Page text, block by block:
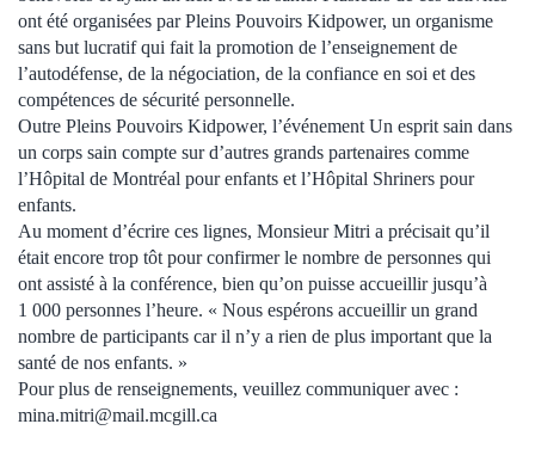
ont été organisées par Pleins Pouvoirs Kidpower, un organisme
sans but lucratif qui fait la promotion de l’enseignement de
l’autodéfense, de la négociation, de la confiance en soi et des
compétences de sécurité personnelle.
Outre Pleins Pouvoirs Kidpower, l’événement Un esprit sain dans
un corps sain compte sur d’autres grands partenaires comme
l’Hôpital de Montréal pour enfants et l’Hôpital Shriners pour
enfants.
Au moment d’écrire ces lignes, Monsieur Mitri a précisait qu’il
était encore trop tôt pour confirmer le nombre de personnes qui
ont assisté à la conférence, bien qu’on puisse accueillir jusqu’à
1 000 personnes l’heure. « Nous espérons accueillir un grand
nombre de participants car il n’y a rien de plus important que la
santé de nos enfants. »
Pour plus de renseignements, veuillez communiquer avec :
mina.mitri@mail.mcgill.ca